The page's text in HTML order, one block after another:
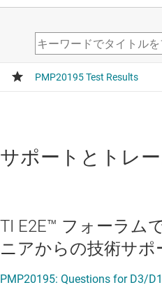
サポートとトレ
TI E2E™ フォーラム
ニアからの技術サポ